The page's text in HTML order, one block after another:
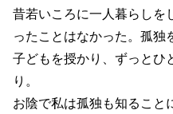
昔若いころに一人暮らしを
ったことはなかった。孤独
子どもを授かり、ずっとひ
り。
お陰で私は孤独も知ること